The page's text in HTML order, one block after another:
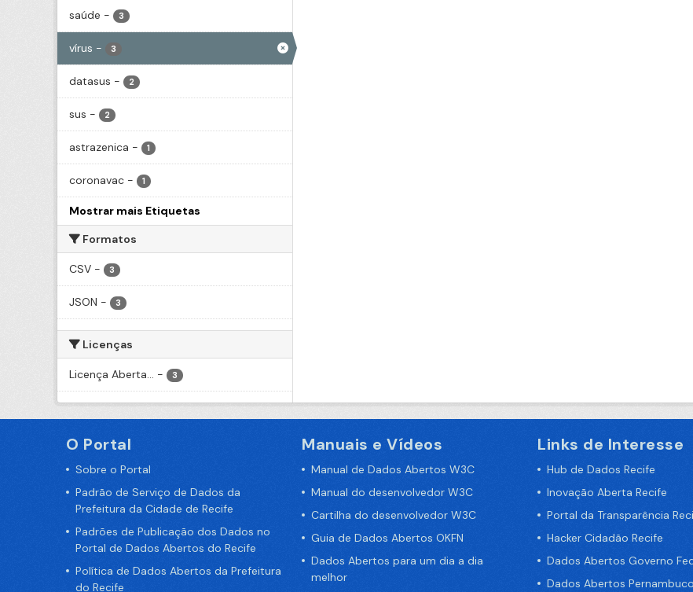
saúde - 3
vírus - 3
datasus - 2
sus - 2
astrazenica - 1
coronavac - 1
Mostrar mais Etiquetas
Formatos
CSV - 3
JSON - 3
Licenças
Licença Aberta... - 3
O Portal
Sobre o Portal
Padrão de Serviço de Dados da
Prefeitura da Cidade de Recife
Padrões de Publicação dos Dados no
Portal de Dados Abertos do Recife
Política de Dados Abertos da Prefeitura
do Recife
Manuais e Vídeos
Manual de Dados Abertos W3C
Manual do desenvolvedor W3C
Cartilha do desenvolvedor W3C
Guia de Dados Abertos OKFN
Dados Abertos para um dia a dia
melhor
Links de Interesse
Hub de Dados Recife
Inovação Aberta Recife
Portal da Transparência
Hacker Cidadão Recife
Dados Abertos Governo
Dados Abertos Pernambuco